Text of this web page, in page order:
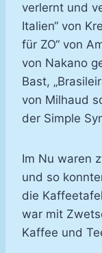
verlernt und
Italien“ von
für ZO“ von
von Nakano
Bast,
von Milhaud
der Simple
Im Nu waren
und so
die
war mit
Kaffee und